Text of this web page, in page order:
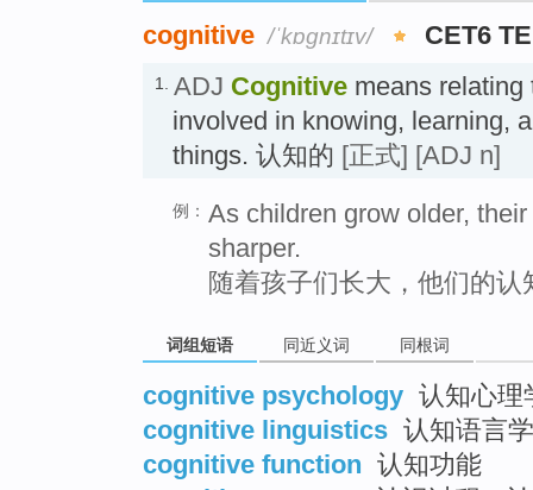
cognitive /ˈkɒɡnɪtɪv/ CET6
1. ADJ Cognitive means
involved in knowing, learning,
things. 认知的 [正式] [ADJ n]
例： As children grow older,
sharper.
随着孩子们长大，他们的
词组短语 同近义词 同根词
cognitive psychology 认知心理
cognitive linguistics 认知语言学
cognitive function 认知功能